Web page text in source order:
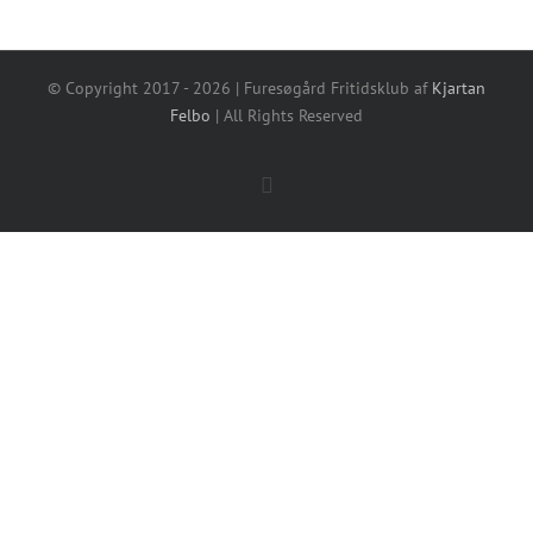
© Copyright 2017 - 2026 | Furesøgård Fritidsklub af Kjartan
Felbo | All Rights Reserved